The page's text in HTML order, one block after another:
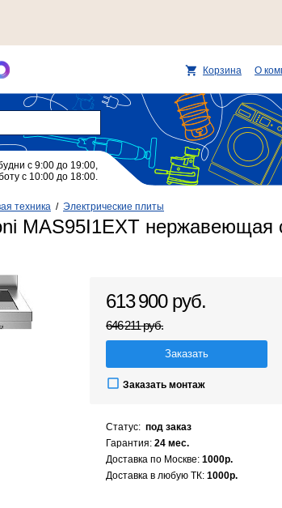
техника / Электрические плиты
MAS95I1EXT нержавеющая
613 900 руб.
646 211 руб.
Заказать
Заказать монтаж
Статус: под заказ
Гарантия: 24 мес.
Доставка по Москве: 1000р.
Доставка в любую ТК: 1000р.
Корзина О
с 9:00 до 19:00,
с 10:00 до 18:00.